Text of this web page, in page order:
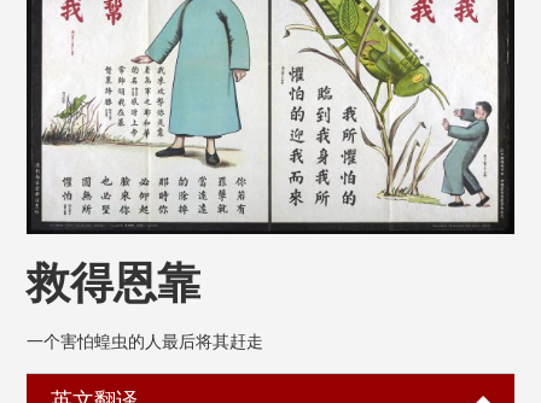
救得恩靠
一个害怕蝗虫的人最后将其赶走